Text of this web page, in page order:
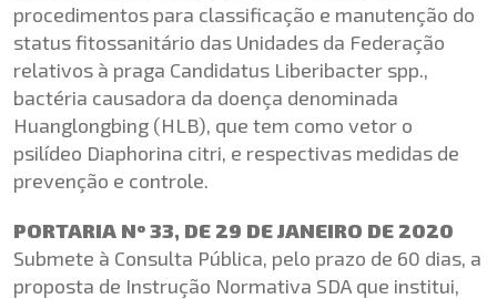
procedimentos para classificação e manutenção do
status fitossanitário das Unidades da Federação
relativos à praga Candidatus Liberibacter spp.,
bactéria causadora da doença denominada
Huanglongbing (HLB), que tem como vetor o
psilídeo Diaphorina citri, e respectivas medidas de
prevenção e controle.
PORTARIA Nº 33, DE 29 DE JANEIRO DE 2020
Submete à Consulta Pública, pelo prazo de 60 dias, a
proposta de Instrução Normativa SDA que institui,